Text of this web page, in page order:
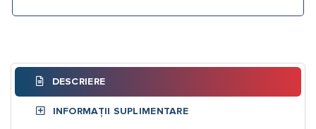
DESCRIERE
INFORMAȚII SUPLIMENTARE